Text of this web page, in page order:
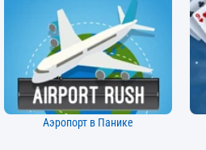
Аэропорт в Панике